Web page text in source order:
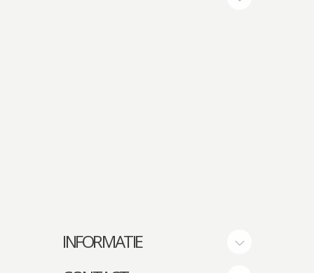
INFORMATIE